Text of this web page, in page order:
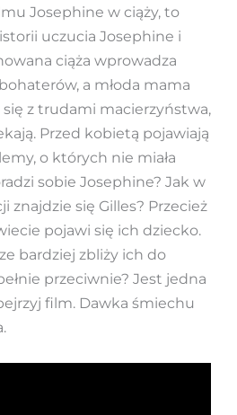
Josephine w ciąży, to
uczucia Josephine i
ciąża wprowadza
a młoda mama
z trudami macierzyństwa,
Przed kobietą pojawiają
o których nie miała
sobie Josephine? Jak w
znajdzie się Gilles? Przecież
pojawi się ich dziecko.
bardziej zbliży ich do
przeciwnie? Jest jedna
film. Dawka śmiechu